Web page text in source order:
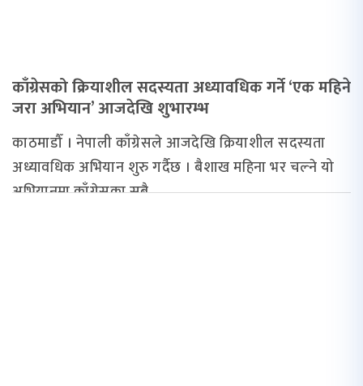
काँग्रेसको क्रियाशील सदस्यता अध्यावधिक गर्ने ‘एक महिने
जरा अभियान’ आजदेखि शुभारम्भ
काठमाडौँ । नेपाली काँग्रेसले आजदेखि क्रियाशील सदस्यता
अध्यावधिक अभियान शुरु गर्दैछ । बैशाख महिना भर चल्ने यो
अभियानमा काँग्रेसका सबै...